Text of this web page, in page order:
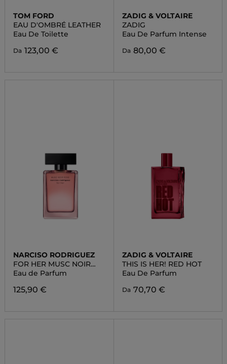
TOM FORD
EAU D'OMBRÉ LEATHER
Eau De Toilette
Da 123,00 €
ZADIG & VOLTAIRE
ZADIG
Eau De Parfum Intense
Da 80,00 €
NARCISO RODRIGUEZ
FOR HER MUSC NOIR
ROSE
Eau de Parfum
125,90 €
ZADIG & VOLTAIRE
THIS IS HER! RED HOT
Eau De Parfum
Da 70,70 €